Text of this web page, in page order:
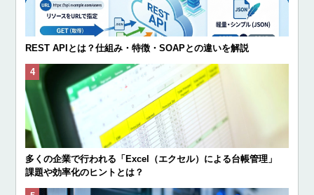
REST APIとは？仕組み・特徴・SOAPとの違いを解説
多くの企業で行われる「Excel（エクセル）による台帳管理」
課題や効率化のヒントとは？